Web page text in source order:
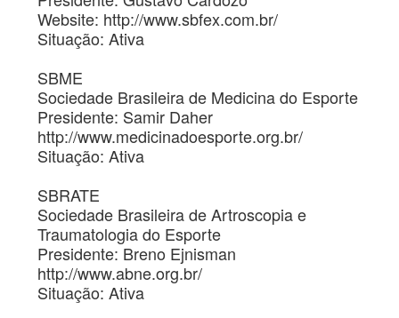
Website: http://www.sbfex.com.br/
Situação: Ativa
SBME
Sociedade Brasileira de Medicina do Esporte
Presidente: Samir Daher
http://www.medicinadoesporte.org.br/
Situação: Ativa
SBRATE
Sociedade Brasileira de Artroscopia e
Traumatologia do Esporte
Presidente: Breno Ejnisman
http://www.abne.org.br/
Situação: Ativa